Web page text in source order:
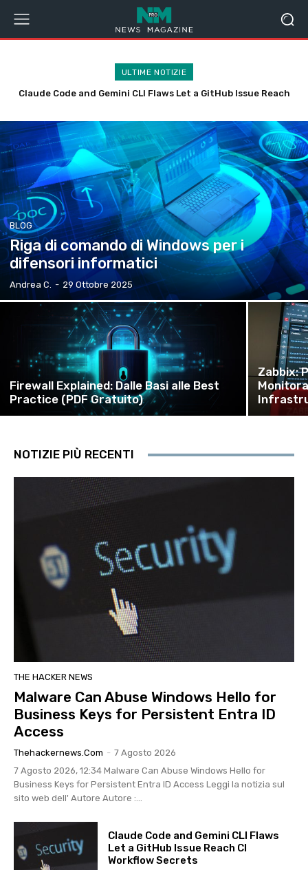
ULTIME NOTIZIE
Claude Code and Gemini CLI Flaws Let a GitHub Issue Reach
Norton antivirus business: fino a 70 euro di sconto sul primo
BLOG
Riga di comando di Windows per i
difensori informatici
Andrea C. - 29 Ottobre 2025
Firewall Explained: Dalle Basi alle Best
Practice (PDF Gratuito)
Zabbix:
NOTIZIE PIÙ RECENTI
THE HACKER NEWS
Malware Can Abuse Windows Hello for
Business Keys for Persistent Entra ID
Access
Thehackernews.com - 7 Agosto 2026
7 Agosto 2026, 12:34 Malware Can Abuse Windows Hello for
Business Keys for Persistent Entra ID Access Leggi la notizia sul
sito web dell' Autore Autore :...
Claude Code and Gemini CLI Flaws
Let a GitHub Issue Reach CI
Workflow Secrets